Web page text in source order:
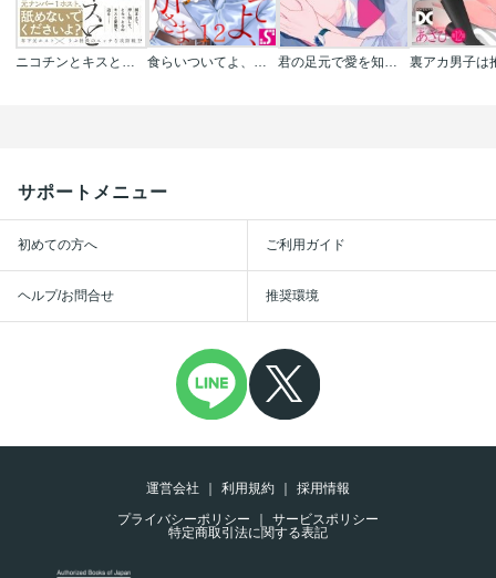
ニコチンとキスとセックスと【コミックス版】 食らいついてよ、旦那さま 君の足元で愛を知る【特典ペーパー/電子限定描き下ろし付き】
サポートメニュー
初めての方へ ご利用ガイド
ヘルプ/お問合せ 推奨環境
運営会社 利用規約
採用情報
プライバシーポリシー
サービスポリシー
特定商取引法に関する表記